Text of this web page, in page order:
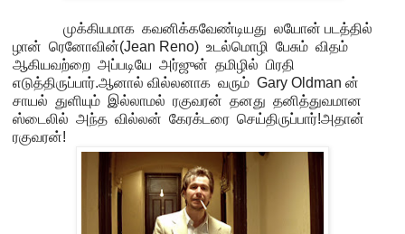
முக்கியமாக கவனிக்கவேண்டியது லயோன் படத்தில்
ழான் ரெனோவின்(Jean Reno) உடல்மொழி பேசும் விதம்
ஆகியவற்றை அப்படியே அர்ஜுன் தமிழில் பிரதி
எடுத்திருப்பார்.ஆனால் வில்லனாக வரும் Gary Oldman ன்
சாயல் துளியும் இல்லாமல் ரகுவரன் தனது தனித்துவமான
ஸ்டைலில் அந்த வில்லன் கேரக்டரை செய்திருப்பார்!அதான்
ரகுவரன்!